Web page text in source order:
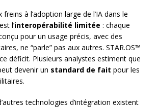
freins à l’adoption large de l’IA dans le
l’interopérabilité limitée : chaque
pour un usage précis, avec des
ne “parle” pas aux autres. STAR.OS™
déficit. Plusieurs analystes estiment que
devenir un standard de fait pour les
technologies d’intégration existent